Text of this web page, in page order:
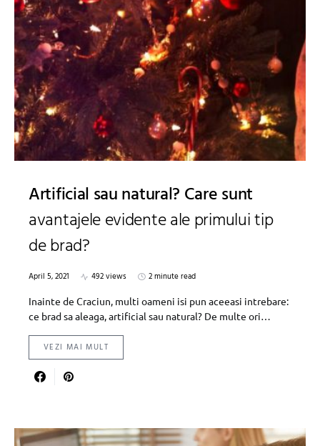
Artificial sau natural? Care sunt
avantajele evidente ale primului tip
de brad?
April 5, 2021 492 views
2 minute read
Inainte de Craciun, multi oameni isi pun aceeasi intrebare:
ce brad sa aleaga, artificial sau natural? De multe ori…
VEZI MAI MULT